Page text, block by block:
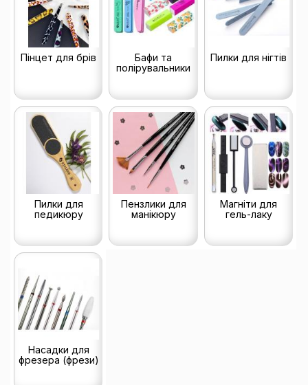
Пінцет для брів
Бафи та
полірувальники
Пилки для нігтів
Пилки для
педикюру
Пензлики для
манікюру
Магніти для
гель-лаку
Насадки для
фрезера (фрези)